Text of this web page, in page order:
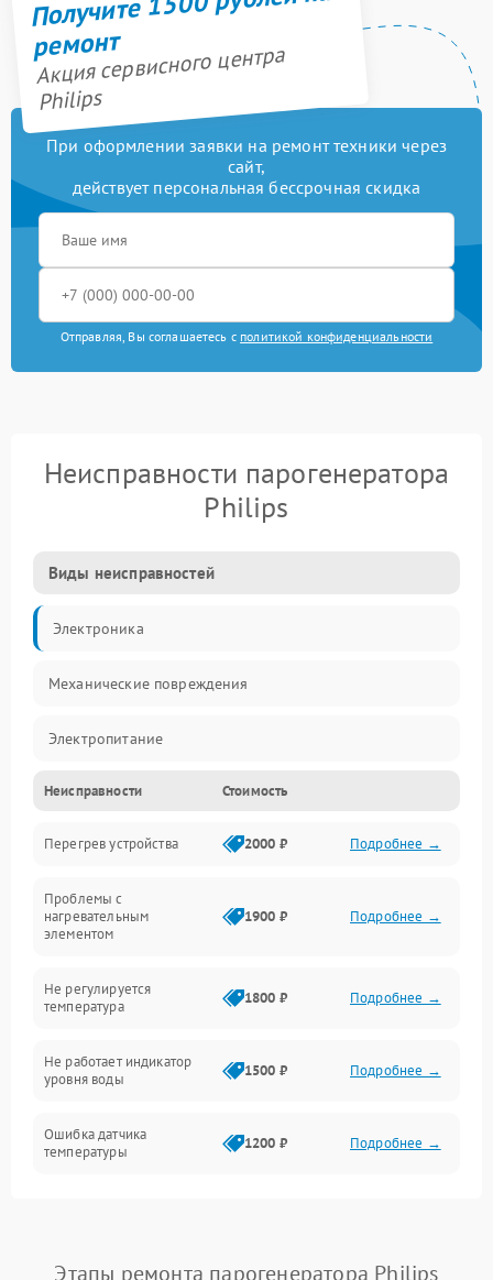
ремонт
Акция сервисного центра
Philips
При оформлении заявки на ремонт техники через
сайт,
действует персональная бессрочная скидка
Отправляя, Вы соглашаетесь с политикой конфиденциальности
Неисправности парогенератора
Philips
Виды неисправностей
Электроника
Механические повреждения
Электропитание
Парообразование
Герметичность
Механика
Неисправности Стоимость
Перегрев устройства 2000 ₽ Подробнее →
Проблемы с
нагревательным
элементом
1900 ₽ Подробнее →
Не регулируется
температура
1800 ₽ Подробнее →
Не работает индикатор
уровня воды
1500 ₽ Подробнее →
Ошибка датчика
температуры
1200 ₽ Подробнее →
Ошибка платы управления Подробнее →
Этапы ремонта парогенератора Philips